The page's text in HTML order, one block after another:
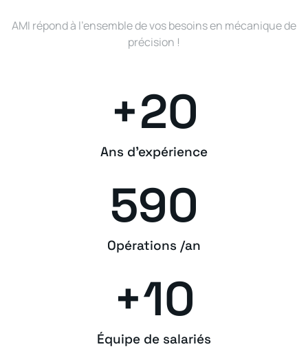
AMI répond à l’ensemble de vos besoins en mécanique de
précision !
Ans d'expérience
+20
Opérations /an
590
Équipe de salariés
+10